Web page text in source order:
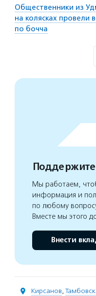
Общественники из
на колясках провели
по бочча
Мы работаем,
информация и
по любому
Вместе мы этого
Внести
Кирсанов,